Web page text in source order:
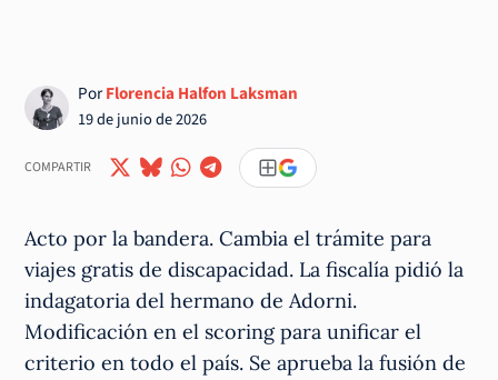
PorFlorencia Halfon Laksman
19 de junio de 2026
COMPARTIR
Acto por la bandera. Cambia el trámite para
viajes gratis de discapacidad. La fiscalía pidió la
indagatoria del hermano de Adorni.
Modificación en el scoring para unificar el
criterio en todo el país. Se aprueba la fusión de